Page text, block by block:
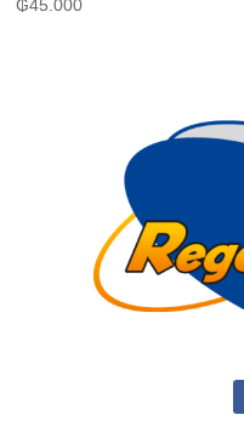
₲45.000